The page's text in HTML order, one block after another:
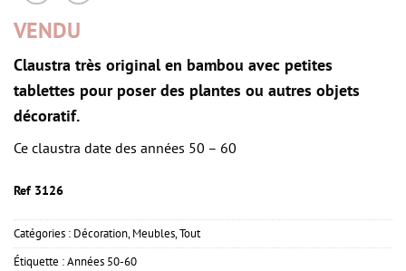
VENDU
Claustra très original en bambou avec petites
tablettes pour poser des plantes ou autres objets
décoratif.
Ce claustra date des années 50 – 60
Ref 3126
Catégories : Décoration,Meubles,Tout
Étiquette :Années 50-60